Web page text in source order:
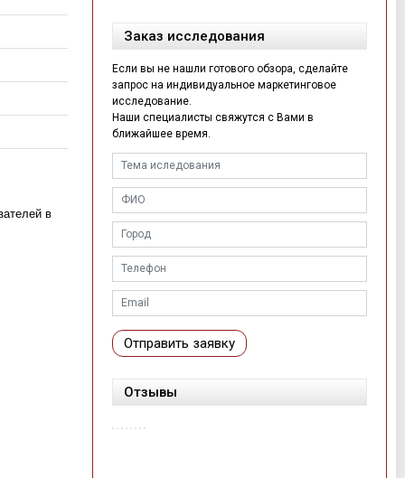
в
Заказ исследования
Если вы не нашли готового обзора, сделайте
запрос на индивидуальное маркетинговое
исследование.
Наши специалисты свяжутся с Вами в
ближайшее время.
Отправить заявку
Отзывы